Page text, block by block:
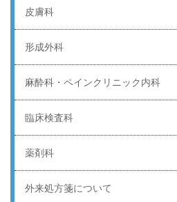
皮膚科
形成外科
麻酔科・ペインクリニック内科
臨床検査科
薬剤科
外来処方箋について